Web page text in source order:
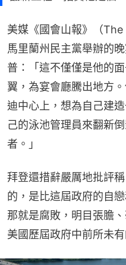
美媒《國會山報》（
馬里蘭州民主黨舉辦的
普：「這不僅僅是他的
翼，為宴會廳騰出地方
迪中心上，想為自己建
己的泳池管理員來翻新
者。」
拜登還措辭嚴厲地批評
的，是比這屆政府的自
那就是腐敗，明目張膽
美國歷屆政府中前所未有